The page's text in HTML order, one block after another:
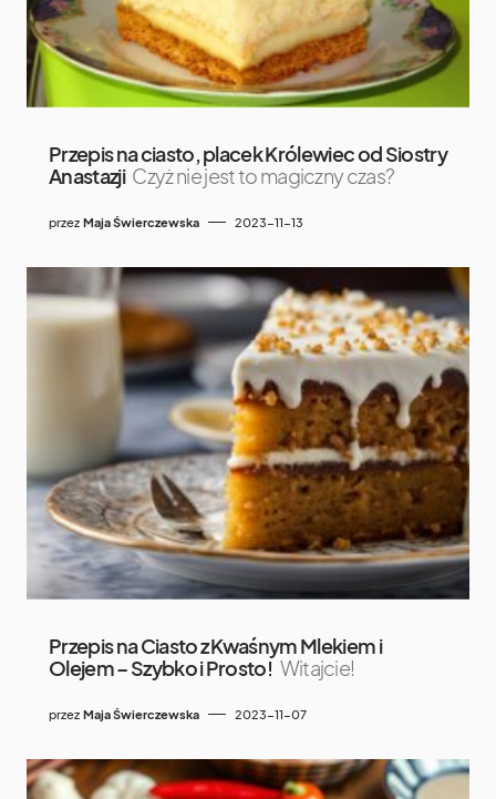
Przepis na ciasto, placek Królewiec od Siostry
Anastazji Czyż nie jest to magiczny czas?
przez Maja Świerczewska 2023-11-13
Przepis na Ciasto z Kwaśnym Mlekiem i
Olejem – Szybko i Prosto! Witajcie!
przez Maja Świerczewska 2023-11-07